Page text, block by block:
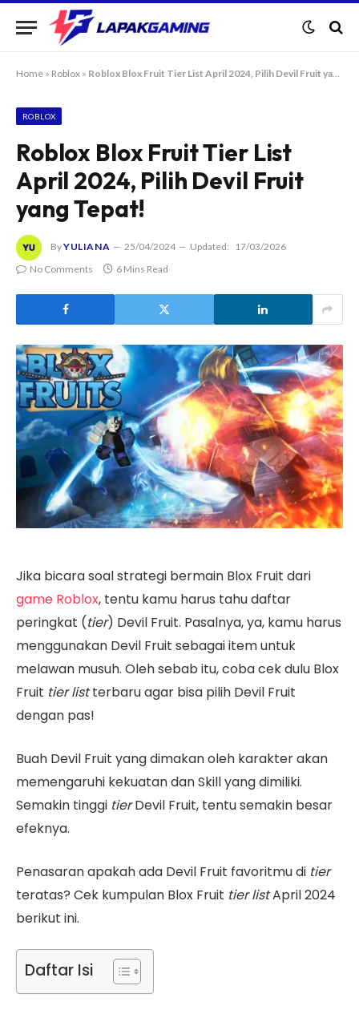
Home » Roblox » Roblox Blox Fruit Tier List April 2024, Pilih Devil Fruit yang Tepat!
ROBLOX
Roblox Blox Fruit Tier List
April 2024, Pilih Devil Fruit
yang Tepat!
ByYULIANA 25/04/2024 Updated:
17/03/2026
No Comments
6 Mins Read
Jika bicara soal strategi bermain Blox Fruit dari
game Roblox, tentu kamu harus tahu daftar
peringkat (tier) Devil Fruit. Pasalnya, ya, kamu harus
menggunakan Devil Fruit sebagai item untuk
melawan musuh. Oleh sebab itu, coba cek dulu Blox
Fruit tier listterbaru agar bisa pilih Devil Fruit
dengan pas!
Buah Devil Fruit yang dimakan oleh karakter akan
memengaruhi kekuatan dan Skill yang dimiliki.
Semakin tinggi tierDevil Fruit, tentu semakin besar
efeknya.
Penasaran apakah ada Devil Fruit favoritmu di tier
teratas? Cek kumpulan Blox Fruit tier listApril 2024
berikut ini.
Daftar Isi